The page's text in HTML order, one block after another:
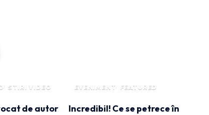
STIRI VIDEO
de autor
EVENIMENT FEATURED
Incredibil! Ce se petrece în